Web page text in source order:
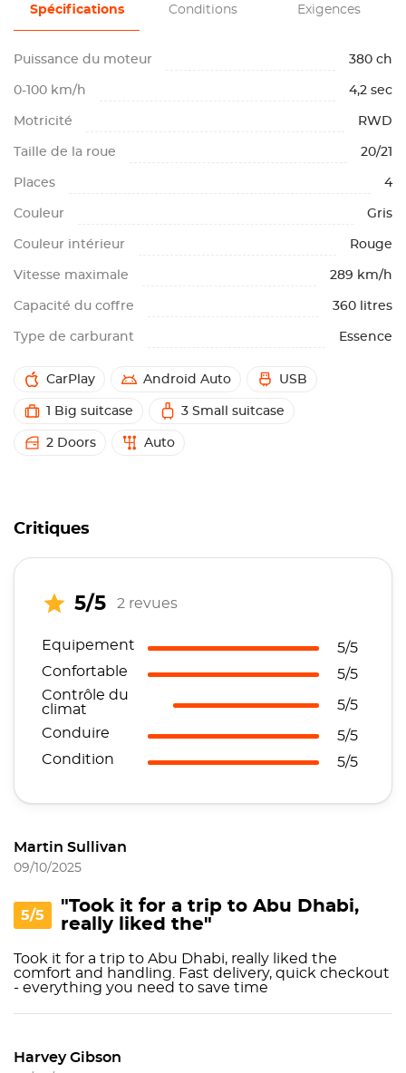
Spécifications Conditions Exigences
Puissance du moteur 380 ch
0-100 km/h 4,2 sec
Motricité RWD
Taille de la roue 20/21
Places 4
Couleur Gris
Couleur intérieur Rouge
Vitesse maximale 289 km/h
Capacité du coffre 360 litres
Type de carburant Essence
CarPlay Android Auto USB
1 Big suitcase 3 Small suitcase
2 Doors Auto
Critiques
5/5 2 revues
Equipement
5/5
Confortable
5/5
Contrôle du
climat
5/5
Conduire
5/5
Condition
5/5
Martin Sullivan
09/10/2025
5/5
"Took it for a trip to Abu Dhabi,
really liked the"
Took it for a trip to Abu Dhabi, really liked the
comfort and handling. Fast delivery, quick checkout
- everything you need to save time
Harvey Gibson